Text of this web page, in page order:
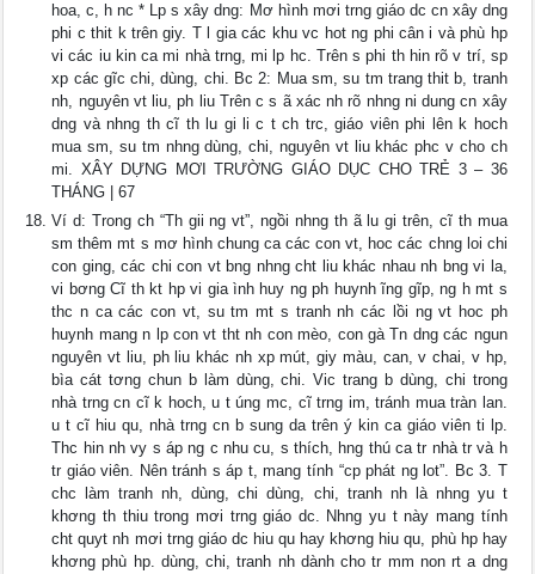
hoa, c, h nc * Lp s xây dng: Mơ hình mơi trng giáo dc cn xây dng
phi c thit k trên giy. T l gia các khu vc hot ng phi cân i và phù hp
vi các iu kin ca mi nhà trng, mi lp hc. Trên s phi th hin rõ v trí, sp
xp các gĩc chi, dùng, chi. Bc 2: Mua sm, su tm trang thit b, tranh
nh, nguyên vt liu, ph liu Trên c s ã xác nh rõ nhng ni dung cn xây
dng và nhng th cĩ th lu gi li c t ch trc, giáo viên phi lên k hoch
mua sm, su tm nhng dùng, chi, nguyên vt liu khác phc v cho ch
mi. XÂY DỰNG MƠI TRƯỜNG GIÁO DỤC CHO TRẺ 3 – 36
THÁNG | 67
Ví d: Trong ch “Th gii ng vt”, ngồi nhng th ã lu gi trên, cĩ th mua
sm thêm mt s mơ hình chung ca các con vt, hoc các chng loi chi
con ging, các chi con vt bng nhng cht liu khác nhau nh bng vi la,
vi bơng Cĩ th kt hp vi gia ình huy ng ph huynh ĩng gĩp, ng h mt s
thc n ca các con vt, su tm mt s tranh nh các lồi ng vt hoc ph
huynh mang n lp con vt tht nh con mèo, con gà Tn dng các ngun
nguyên vt liu, ph liu khác nh xp mút, giy màu, can, v chai, v hp,
bìa cát tơng chun b làm dùng, chi. Vic trang b dùng, chi trong
nhà trng cn cĩ k hoch, u t úng mc, cĩ trng im, tránh mua tràn lan.
u t cĩ hiu qu, nhà trng cn b sung da trên ý kin ca giáo viên ti lp.
Thc hin nh vy s áp ng c nhu cu, s thích, hng thú ca tr nhà tr và h
tr giáo viên. Nên tránh s áp t, mang tính “cp phát ng lot”. Bc 3. T
chc làm tranh nh, dùng, chi dùng, chi, tranh nh là nhng yu t
khơng th thiu trong mơi trng giáo dc. Nhng yu t này mang tính
cht quyt nh mơi trng giáo dc hiu qu hay khơng hiu qu, phù hp hay
khơng phù hp. dùng, chi, tranh nh dành cho tr mm non rt a dng